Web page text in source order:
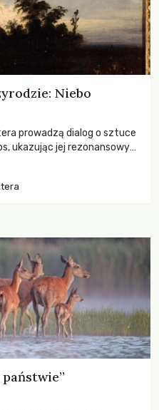
Niebo
prowadzą dialog o sztuce
ukazując jej rezonansowy